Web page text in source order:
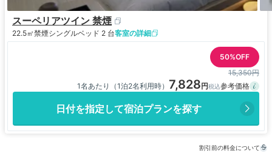
スーペリアツイン 禁煙
22.5㎡禁煙シングルベッド 2 台客室の詳細
50%OFF
15,350円
1名あたり（1泊2名利用時） 7,828
日付を指定して宿泊プランを探す
割引前の料金について